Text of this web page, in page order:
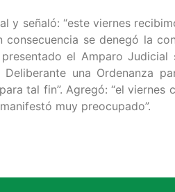
y señaló: “este viernes
se denegó la
el Amparo Judicial
una Ordenanza
tal fin”. Agregó: “el viernes
muy preocupado”.